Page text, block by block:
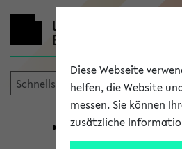
Universität
eKVV
Diese Webseite
helfen, die Website
messen. Sie können
zusätzliche